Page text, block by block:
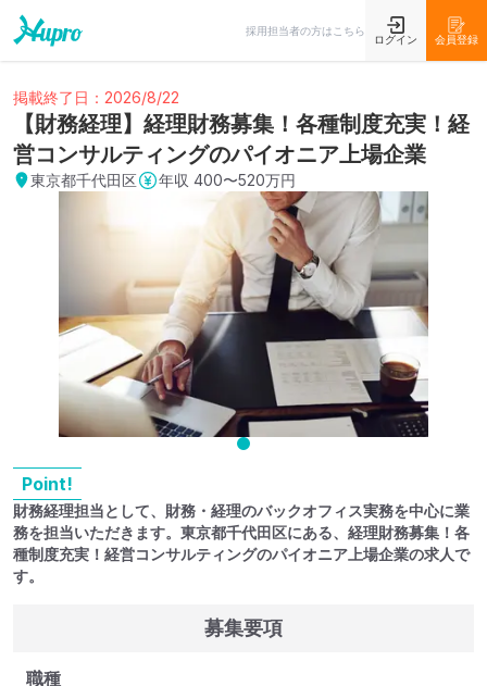
採用担当者の方はこちら
ログイン 会員登録
掲載終了日：2026/8/22
【財務経理】経理財務募集！各種制度充実！経
営コンサルティングのパイオニア上場企業
東京都千代田区 年収 400〜520万円
Point!
財務経理担当として、財務・経理のバックオフィス実務を中心に業
務を担当いただきます。東京都千代田区にある、経理財務募集！各
種制度充実！経営コンサルティングのパイオニア上場企業の求人で
す。
募集要項
職種